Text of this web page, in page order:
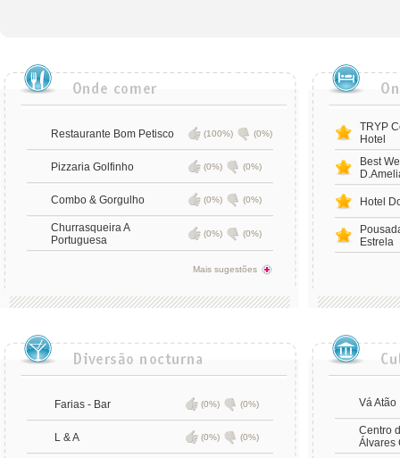
Restaurante Bom Petisco (100%) (0%)
Pizzaria Golfinho (0%) (0%)
Combo & Gorgulho (0%) (0%)
Churrasqueira A
Portuguesa
(0%) (0%)
Mais sugestões
TRYP
Hotel
Best
Hotel
Estrela
Farias - Bar (0%) (0%)
L & A (0%) (0%)
Vá Atão
Centro
Álvares